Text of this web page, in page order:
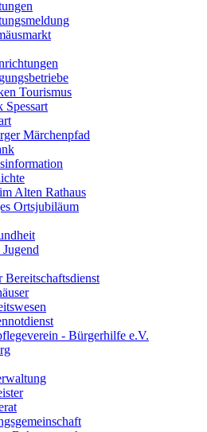
Tourismus
Spessart
Märchenpfad
Alten Rathaus
Ortsjubiläum
Bereitschaftsdienst
- Bürgerhilfe e.V.